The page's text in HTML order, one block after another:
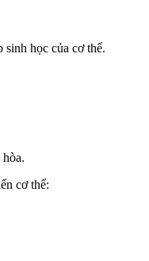
học của cơ thể.
cơ thể: